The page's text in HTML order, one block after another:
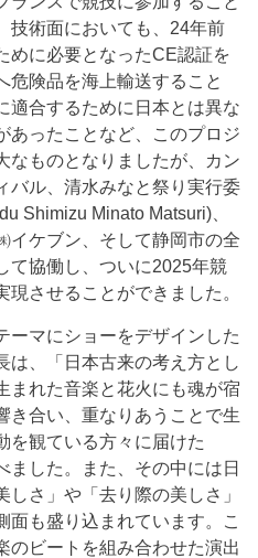
技術面においても、24年前
めに必要となったCE認証を
危険品を海上輸送すること
適合するために日本とは異な
あったことなど、このプロジ
なものとなりましたが、カン
バル、清水みなと祭り実行委
Shimizu Minato Matsuri)、
イケブン、そして静岡市の全
て協働し、ついに2025年競
させることができました。
ーマにショーをデザインした
は、「日本古来の考え方とし
まれた音楽と花火にも魂が宿
き合い、重なりあうことで生
を観ている方々に届けた
ました。また、その中には日
さ」や「去り際の美しさ」
面も盛り込まれています。こ
のビートを組み合わせた演出